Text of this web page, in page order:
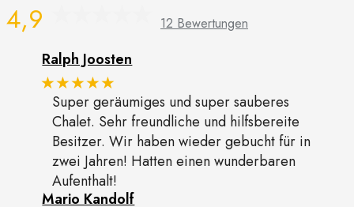
4,9 12 Bewertungen
Ralph Joosten
★★★★★
Super geräumiges und super sauberes
Chalet. Sehr freundliche und hilfsbereite
Besitzer. Wir haben wieder gebucht für in
zwei Jahren! Hatten einen wunderbaren
Aufenthalt!
Mario Kandolf